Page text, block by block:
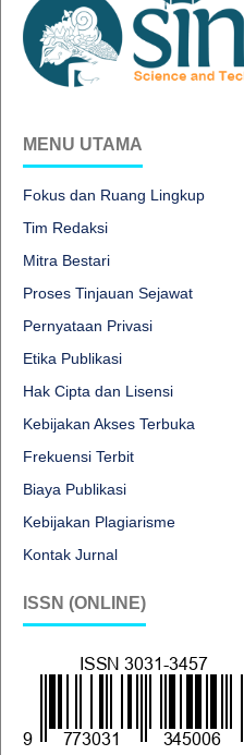
MENU UTAMA
Fokus dan Ruang Lingkup
Tim Redaksi
Mitra Bestari
Proses Tinjauan Sejawat
Pernyataan Privasi
Etika Publikasi
Hak Cipta dan Lisensi
Kebijakan Akses Terbuka
Frekuensi Terbit
Biaya Publikasi
Kebijakan Plagiarisme
Kontak Jurnal
ISSN (ONLINE)